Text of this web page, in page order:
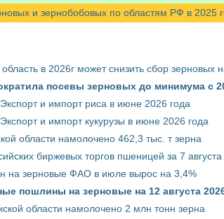
и зернобобовых по областям РФ в 2025
область в 2026г может снизить сбор зерновых
посевы зерновых до минимума с
и импорт риса в июне 2026 года
и импорт кукурузы в июне 2026 года
области намолочено 462,3 тыс. т зерна
биржевых торгов пшеницей за 7
на зерновые ФАО в июле вырос на 3,4%
пошлины на зерновые на 12 августа
области намолочено 2 млн тонн зерна